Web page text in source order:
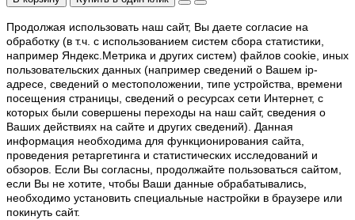
Продолжая использовать наш cайт, Вы даете согласие на
обработку (в т.ч. с использованием систем сбора статистики,
например Яндекс.Метрика и других систем) файлов cookie, иных
пользовательских данных (например сведений о Вашем ip-
адресе, сведений о местоположении, типе устройства, времени
посещения страницы, сведений о ресурсах сети Интернет, с
которых были совершены переходы на наш сайт, сведения о
Ваших действиях на сайте и других сведений). Данная
информация необходима для функционирования сайта,
проведения ретаргетинга и статистических исследований и
обзоров. Если Вы согласны, продолжайте пользоваться сайтом,
если Вы не хотите, чтобы Ваши данные обрабатывались,
необходимо установить специальные настройки в браузере или
покинуть сайт.